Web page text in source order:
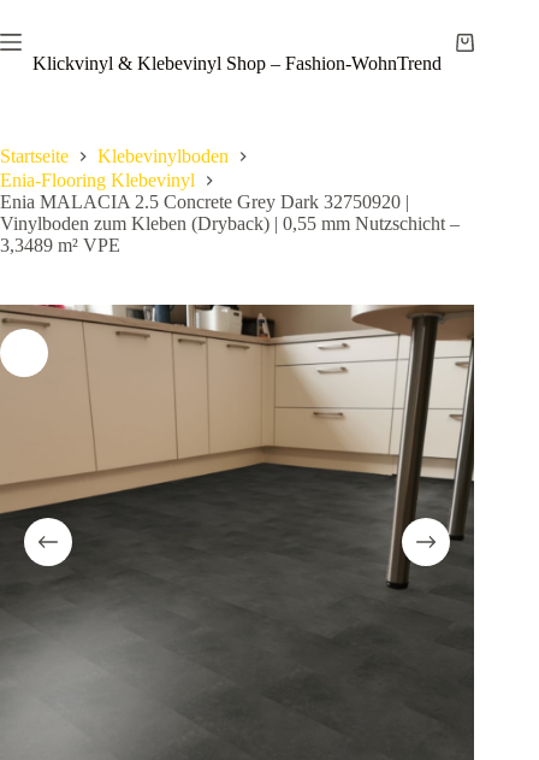
Inhalt
springenKlickvinyl & Klebevinyl Shop – Fashion-WohnTrend
Warenkorb
Startseite
Klebevinylboden
Enia-Flooring Klebevinyl
Enia MALACIA 2.5 Concrete Grey Dark 32750920 |
Vinylboden zum Kleben (Dryback) | 0,55 mm Nutzschicht –
3,3489 m² VPE